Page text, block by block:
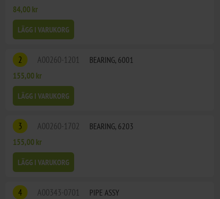
84,00 kr
LÄGG I VARUKORG
2 A00260-1201
BEARING, 6001
155,00 kr
LÄGG I VARUKORG
3 A00260-1702
BEARING, 6203
155,00 kr
LÄGG I VARUKORG
4 A00343-0701
PIPE ASSY